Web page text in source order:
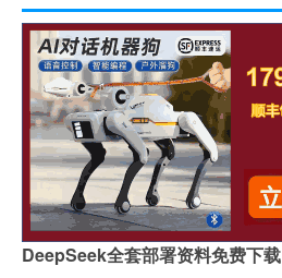
DeepSeek全套部署资料免费下载